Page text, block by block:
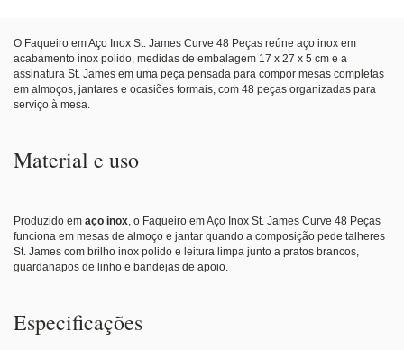
O Faqueiro em Aço Inox St. James Curve 48 Peças reúne aço inox em
acabamento inox polido, medidas de embalagem 17 x 27 x 5 cm e a
assinatura St. James em uma peça pensada para compor mesas completas
em almoços, jantares e ocasiões formais, com 48 peças organizadas para
serviço à mesa.
Material e uso
Produzido em aço inox , o Faqueiro em Aço Inox St. James Curve 48 Peças
funciona em mesas de almoço e jantar quando a composição pede talheres
St. James com brilho inox polido e leitura limpa junto a pratos brancos,
guardanapos de linho e bandejas de apoio.
Especificações